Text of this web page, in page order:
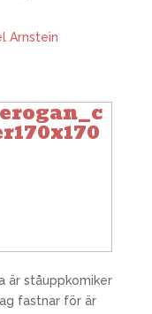
Arnstein
är ståuppkomiker
fastnar för är